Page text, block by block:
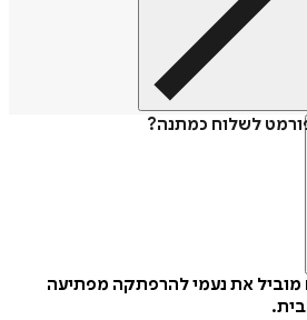
לשלוח כמתנה?
מוביל את נעמי להרפתקה מפתיעה